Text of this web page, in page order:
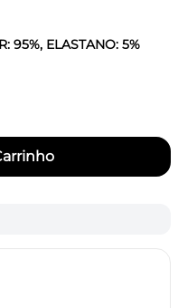
95%, ELASTANO: 5%